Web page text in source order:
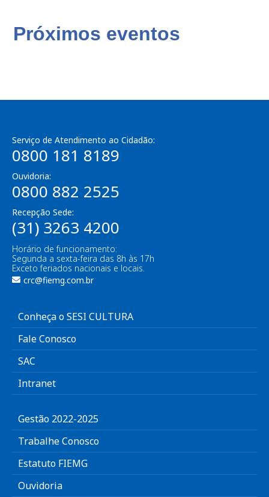
Próximos eventos
Serviço de Atendimento ao Cidadão:
0800 181 8189
Ouvidoria:
0800 882 2525
Recepção Sede:
(31) 3263 4200
Horário de funcionamento:
Segunda a sexta-feira das 8h às 17h
Exceto feriados nacionais e locais.
crc@fiemg.com.br
Conheça o SESI CULTURA
Fale Conosco
SAC
Intranet
Gestão 2022-2025
Trabalhe Conosco
Estatuto FIEMG
Ouvidoria